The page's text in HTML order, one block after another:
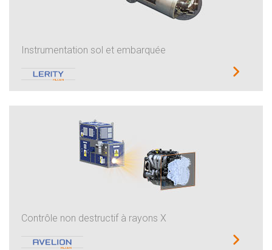
Instrumentation sol et embarquée
Contrôle non destructif à rayons X